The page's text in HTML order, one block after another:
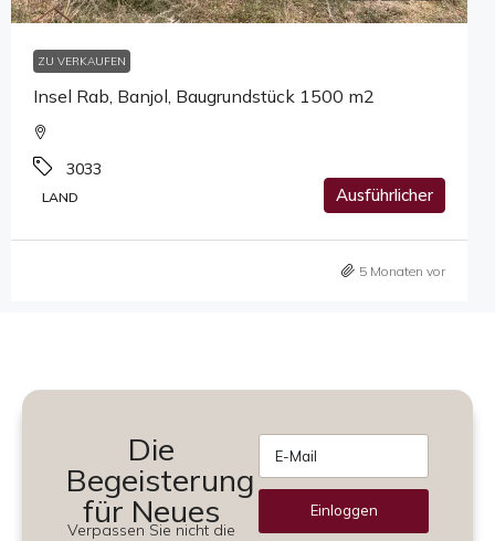
ZU VERKAUFEN
Insel Rab, Banjol, Baugrundstück 1500 m2
3033
LAND Ausführlicher
5 Monaten vor
Die
Begeisterung
für Neues
Verpassen Sie nicht die
Einloggen